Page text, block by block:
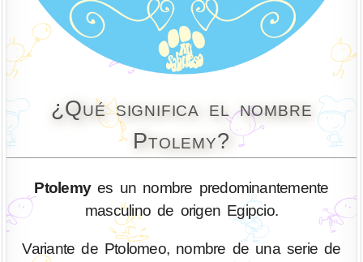
¿Qué significa el nombre
Ptolemy?
Ptolemyes un nombre predominantemente
masculino de origen Egipcio.
Variante de Ptolomeo, nombre de una serie de